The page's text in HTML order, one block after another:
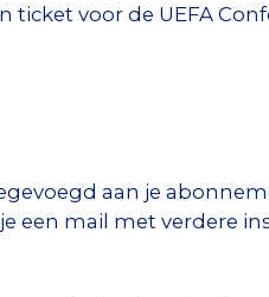
ticket voor de UEFA
aan je
een mail met verdere